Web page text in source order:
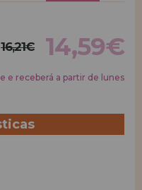
16,21€ 14,59€
e receberá a partir de lunes